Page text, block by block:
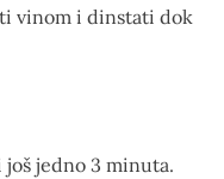
vinom i dinstati dok
jedno 3 minuta.